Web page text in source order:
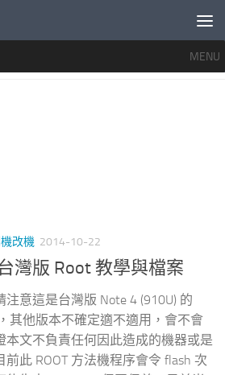
MENU
機改機 2014-10-22
灣版 Root 教學與檔案
注意這是台灣版 Note 4 (910U) 的
其他版本不確定適不適用，會不會
本文不負責任何因此造成的機器或是
前此 ROOT 方法機程序會令 flash 次